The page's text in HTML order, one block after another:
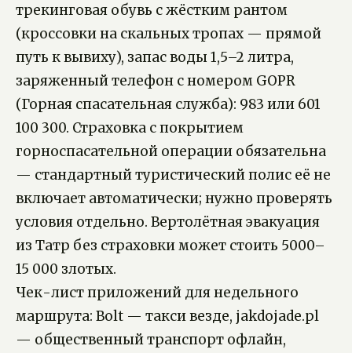
трекинговая обувь с жёстким рантом
(кроссовки на скальных тропах — прямой
путь к вывиху), запас воды 1,5–2 литра,
заряженный телефон с номером GOPR
(Горная спасательная служба): 983 или 601
100 300. Страховка с покрытием
горноспасательной операции обязательна
— стандартный туристический полис её не
включает автоматически; нужно проверять
условия отдельно. Вертолётная эвакуация
из Татр без страховки может стоить 5000–
15 000 злотых.
Чек-лист приложений для недельного
маршрута: Bolt — такси везде, jakdojade.pl
— общественный транспорт офлайн,